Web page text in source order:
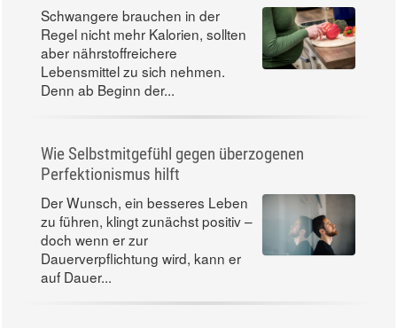
Schwangere brauchen in der
Regel nicht mehr Kalorien, sollten
aber nährstoffreichere
Lebensmittel zu sich nehmen.
Denn ab Beginn der...
Wie Selbstmitgefühl gegen überzogenen
Perfektionismus hilft
Der Wunsch, ein besseres Leben
zu führen, klingt zunächst positiv –
doch wenn er zur
Dauerverpflichtung wird, kann er
auf Dauer...